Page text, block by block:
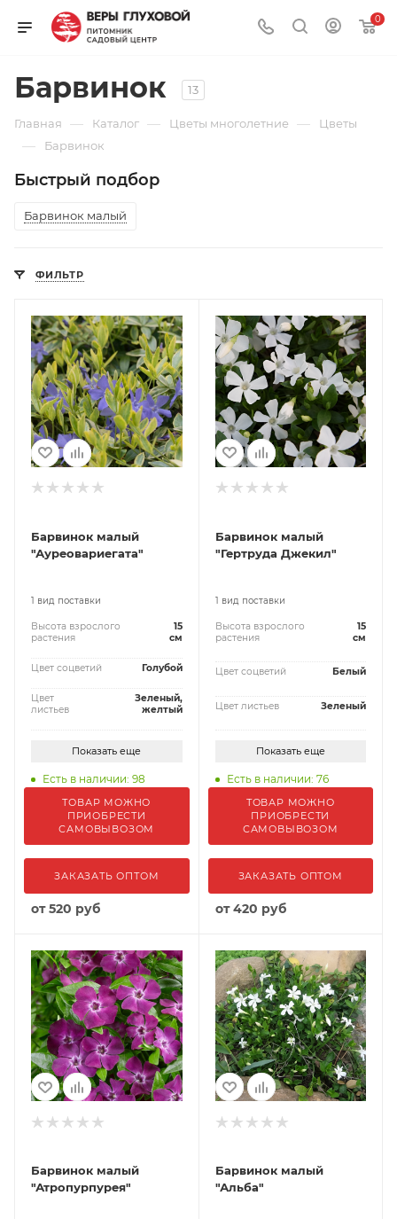
0
Барвинок 13
Главная — Каталог — Цветы многолетние — Цветы
— Барвинок
Быстрый подбор
Барвинок малый
ФИЛЬТР
Барвинок малый
"Ауреовариегата"
1 вид поставки
Высота взрослого
растения
15
см
Цвет соцветий Голубой
Цвет
листьев
Зеленый,
желтый
Показать еще
Есть в наличии: 98
ТОВАР МОЖНО
ПРИОБРЕСТИ
САМОВЫВОЗОМ
ЗАКАЗАТЬ ОПТОМ
от520 руб
Барвинок малый
"Гертруда Джекил"
1 вид поставки
Высота взрослого
растения
15
см
Цвет соцветий Белый
Цвет листьев Зеленый
Показать еще
Есть в наличии: 76
ТОВАР МОЖНО
ПРИОБРЕСТИ
САМОВЫВОЗОМ
ЗАКАЗАТЬ ОПТОМ
от420 руб
Барвинок малый
"Атропурпурея"
Барвинок малый
"Альба"